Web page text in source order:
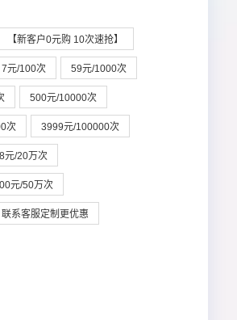
【新客户0元购 10次速抢】
7元/100次 59元/1000次
500元/10000次
次 3999元/100000次
元/20万次
元/50万次
联系客服定制更优惠